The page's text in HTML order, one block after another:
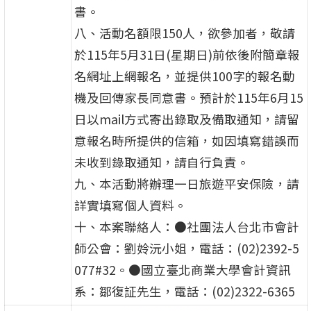
書。
八、活動名額限150人，欲參加者，敬請
於115年5月31日(星期日)前依後附簡章報
名網址上網報名，並提供100字的報名動
機及回傳家長同意書。預計於115年6月15
日以mail方式寄出錄取及備取通知，請留
意報名時所提供的信箱，如因填寫錯誤而
未收到錄取通知，請自行負責。
九、本活動將辦理一日旅遊平安保險，請
詳實填寫個人資料。
十、本案聯絡人：●社團法人台北市會計
師公會：劉姈沅小姐，電話：(02)2392-5
077#32。●國立臺北商業大學會計資訊
系：鄒復証先生，電話：(02)2322-6365